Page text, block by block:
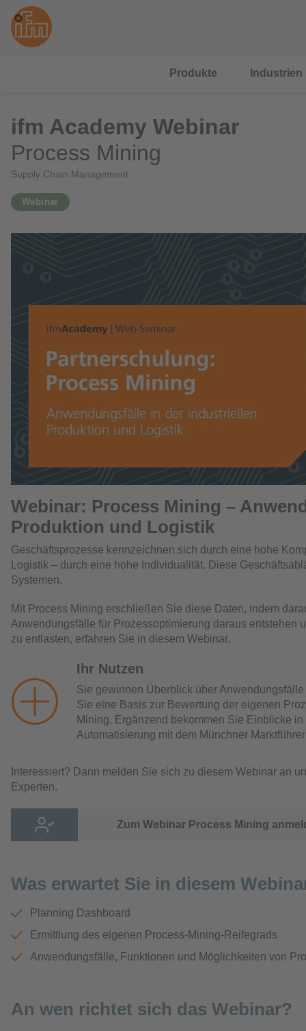
Produkte Industrien
ifm Academy Webinar
Process Mining
Supply Chain Management
Webinar
Webinar: Process Mining –
Produktion und Logistik
Geschäftsprozesse kennzeichnen sich durch eine hohe
Logistik – durch eine hohe Individualität. Diese
Systemen.
Mit Process Mining erschließen Sie diese Daten, indem
Anwendungsfälle für Prozessoptimierung daraus
zu entlasten, erfahren Sie in diesem Webinar.
Ihr Nutzen
Sie gewinnen Überblick über
Sie eine Basis zur Bewertung der eigenen
Mining. Ergänzend bekommen Sie Einblicke
Automatisierung mit dem Münchner
Interessiert? Dann melden Sie sich zu diesem Webinar an
Experten.
Zum Webinar Process Mining
Was erwartet Sie in diesem
Planning Dashboard
Ermittlung des eigenen Process-Mining-Reifegrads
Anwendungsfälle, Funktionen und Möglichkeiten von
An wen richtet sich das Webinar?